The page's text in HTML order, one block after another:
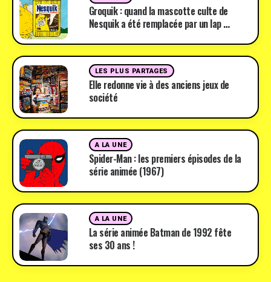
Groquik : quand la mascotte culte de
Nesquik a été remplacée par un lap …
LES PLUS PARTAGES
Elle redonne vie à des anciens jeux de
société
A LA UNE
Spider-Man : les premiers épisodes de la
série animée (1967)
A LA UNE
La série animée Batman de 1992 fête
ses 30 ans !